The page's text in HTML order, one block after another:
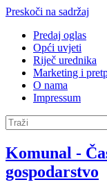
Preskoči na sadržaj
Predaj oglas
Opći uvjeti
Riječ urednika
Marketing i
O nama
Impressum
Komunal -
gospodarstvo